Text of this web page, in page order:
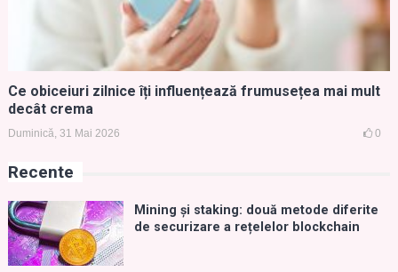
Ce obiceiuri zilnice îți influențează frumusețea mai mult
decât crema
Duminică, 31 Mai 2026 0
Recente
Mining și staking: două metode diferite
de securizare a rețelelor blockchain